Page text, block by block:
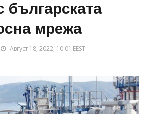
българската
мрежа
Август 18, 2022, 10:01 EEST